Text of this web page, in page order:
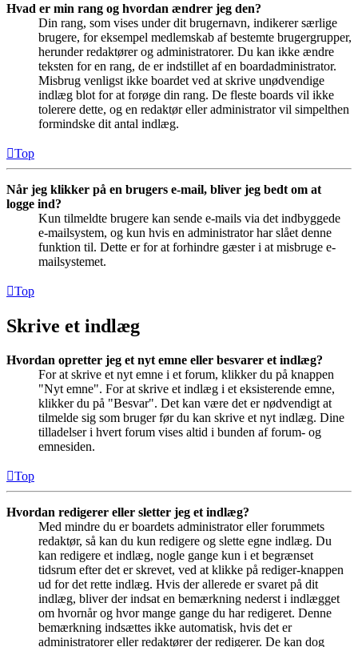
Hvad er min rang og hvordan ændrer jeg den?
Din rang, som vises under dit brugernavn, indikerer særlige
brugere, for eksempel medlemskab af bestemte brugergrupper,
herunder redaktører og administratorer. Du kan ikke ændre
teksten for en rang, de er indstillet af en boardadministrator.
Misbrug venligst ikke boardet ved at skrive unødvendige
indlæg blot for at forøge din rang. De fleste boards vil ikke
tolerere dette, og en redaktør eller administrator vil simpelthen
formindske dit antal indlæg.
Top
Når jeg klikker på en brugers e-mail, bliver jeg bedt om at
logge ind?
Kun tilmeldte brugere kan sende e-mails via det indbyggede
e-mailsystem, og kun hvis en administrator har slået denne
funktion til. Dette er for at forhindre gæster i at misbruge e-
mailsystemet.
Top
Skrive et indlæg
Hvordan opretter jeg et nyt emne eller besvarer et indlæg?
For at skrive et nyt emne i et forum, klikker du på knappen
"Nyt emne". For at skrive et indlæg i et eksisterende emne,
klikker du på "Besvar". Det kan være det er nødvendigt at
tilmelde sig som bruger før du kan skrive et nyt indlæg. Dine
tilladelser i hvert forum vises altid i bunden af forum- og
emnesiden.
Top
Hvordan redigerer eller sletter jeg et indlæg?
Med mindre du er boardets administrator eller forummets
redaktør, så kan du kun redigere og slette egne indlæg. Du
kan redigere et indlæg, nogle gange kun i et begrænset
tidsrum efter det er skrevet, ved at klikke på rediger-knappen
ud for det rette indlæg. Hvis der allerede er svaret på dit
indlæg, bliver der indsat en bemærkning nederst i indlægget
om hvornår og hvor mange gange du har redigeret. Denne
bemærkning indsættes ikke automatisk, hvis det er
administratorer eller redaktører der redigerer. De kan dog